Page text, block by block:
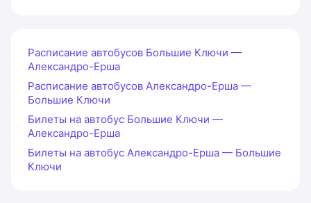
Расписание автобусов Большие Ключи —
Александро-Ерша
Расписание автобусов Александро-Ерша —
Большие Ключи
Билеты на автобус Большие Ключи —
Александро-Ерша
Билеты на автобус Александро-Ерша — Большие
Ключи